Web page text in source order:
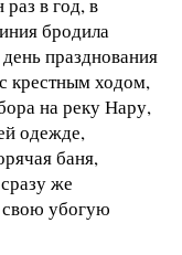
бродила
празднования
крестным ходом,
на реку Нару,
одежде,
баня,
же
свою убогую